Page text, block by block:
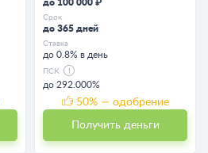
до 100 000 ₽
Срок
до 365 дней
Ставка
до 0.8% в день
ПСК
до 292.000%
50% — одобрение
Получить деньги